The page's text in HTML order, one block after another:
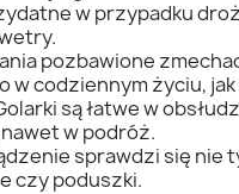
w przypadku
pozbawione
w codziennym życiu,
są łatwe w
w podróż.
sprawdzi się nie
czy poduszki.